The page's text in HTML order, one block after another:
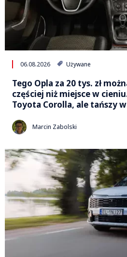
06.08.2026 Używane
Tego Opla za 20 tys. zł
częściej niż miejsce w
Toyota Corolla, ale tańszy
Marcin Zabolski